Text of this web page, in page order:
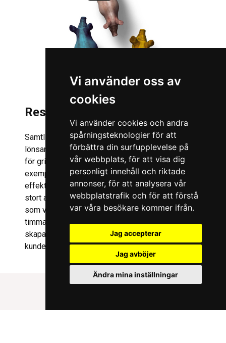
Vi använder oss av
cookies
Vi använder cookies och andra
spårningsteknologier för att
förbättra din surfupplevelse på
vår webbplats, för att visa dig
personligt innehåll och riktade
annonser, för att analysera vår
webbplatstrafik och för att förstå
var våra besökare kommer ifrån.
Jag accepterar
Jag avböjer
Ändra mina inställningar
Resultatet
Samtliga funktioner i Pigxcel leder till en ökad
lönsamhet och en betydligt smidigare arbetsdag
för grisuppfödarna. Denna SaaS-tjänst är ett
exempel på hur vi skapar appar med fokus på
effekt och lönsamhet. Sedan 2010 har vi byggt ett
stort antal appar med hjälp av vår egen plattform,
som vi har utvecklat och använt i över 10 000
timmar. För oss finns inga omöjliga uppdrag – vi
skapar appar som ger fantastiska resultat för våra
kunder.